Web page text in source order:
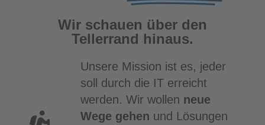
Wir schauen über den
Tellerrand hinaus.
Unsere Mission ist es, jeder
soll durch die IT erreicht
werden. Wir wollen neue
Wege gehen und Lösungen